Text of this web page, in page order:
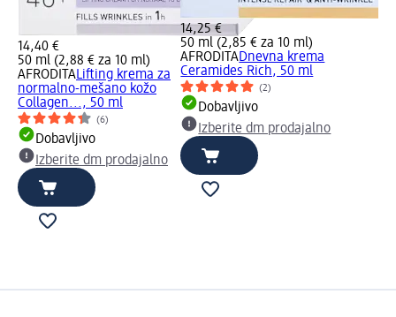
14,40 €
50 ml (2,88 € za 10 ml)
AFRODITALifting krema za
normalno-mešano kožo
Collagen..., 50 ml
(6)
Dobavljivo
Izberite dm prodajalno
14,25 €
50 ml (2,85 € za 10 ml)
AFRODITADnevna krema
Ceramides Rich, 50 ml
(2)
Dobavljivo
Izberite dm prodajalno